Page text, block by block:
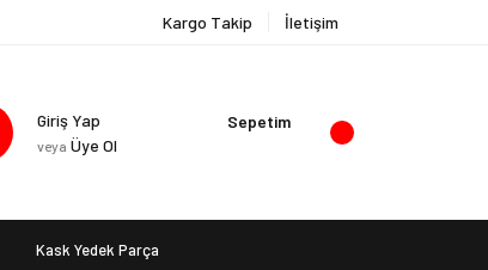
Kargo Takip İletişim
Giriş Yap
veya Üye Ol
Sepetim
Kask Yedek Parça